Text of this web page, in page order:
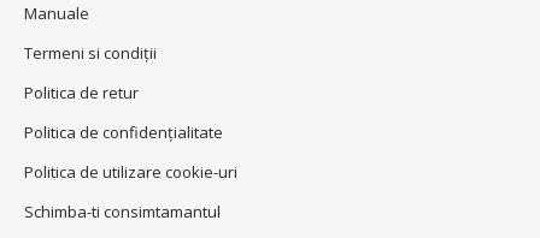
Manuale
Termeni si condiţii
Politica de retur
Politica de confidenţialitate
Politica de utilizare cookie-uri
Schimba-ti consimtamantul